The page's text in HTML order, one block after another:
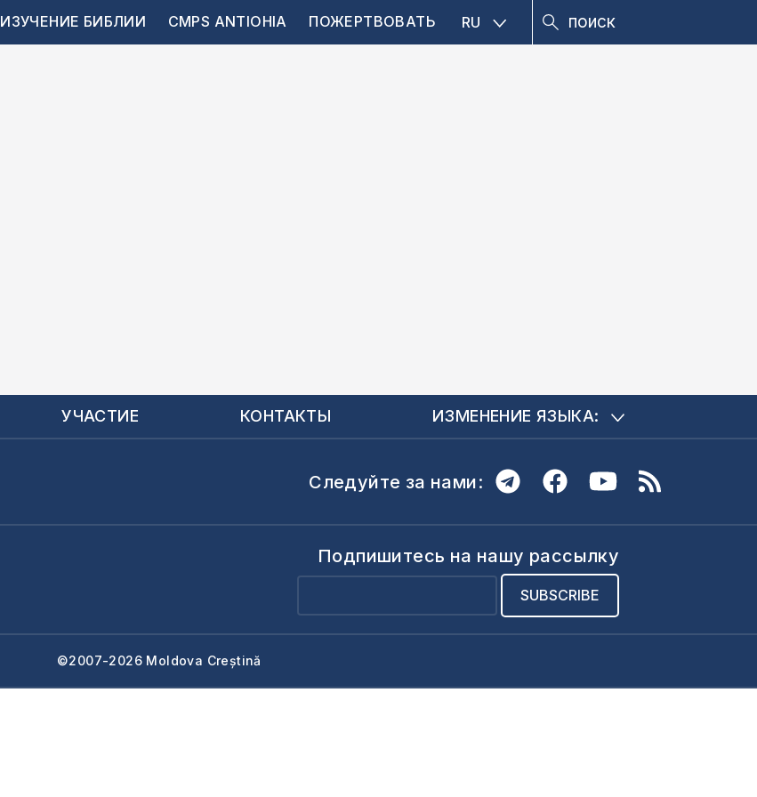
ИЗУЧЕНИЕ БИБЛИИ CMPS ANTIOHIA ПОЖЕРТВОВАТЬ RU
УЧАСТИЕ КОНТАКТЫ ИЗМЕНЕНИЕ ЯЗЫКА:
Следуйте за нами:
Подпишитесь на нашу рассылку
©2007-2026 Moldova Creștină